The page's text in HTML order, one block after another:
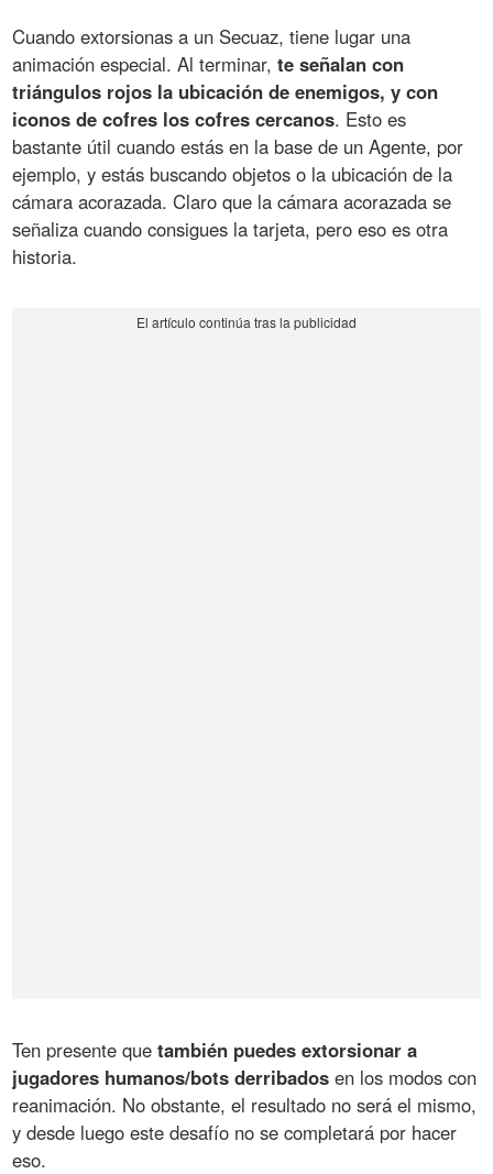
Cuando extorsionas a un Secuaz, tiene lugar una
animación especial. Al terminar,te señalan con
triángulos rojos la ubicación de enemigos, y con
iconos de cofres los cofres cercanos. Esto es
bastante útil cuando estás en la base de un Agente, por
ejemplo, y estás buscando objetos o la ubicación de la
cámara acorazada. Claro que la cámara acorazada se
señaliza cuando consigues la tarjeta, pero eso es otra
historia.
Ten presente quetambién puedes extorsionar a
jugadores humanos/bots derribados en los modos con
reanimación. No obstante, el resultado no será el mismo,
y desde luego este desafío no se completará por hacer
eso.